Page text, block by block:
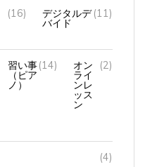
バイド
習い事
（ピア
ノ）
(14) オン
ンレ
ッス
ン
(2)
(4)